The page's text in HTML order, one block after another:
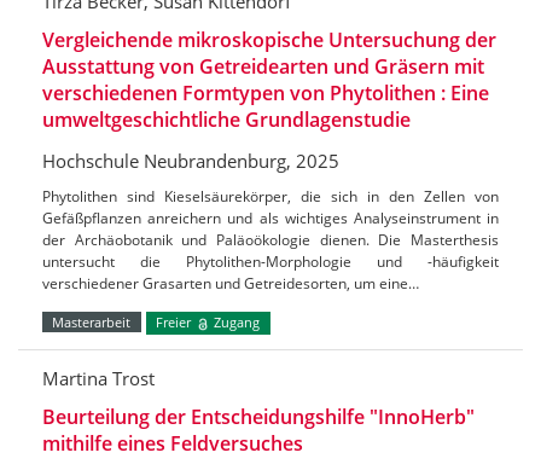
Vergleichende mikroskopische Untersuchung der
Ausstattung von Getreidearten und Gräsern mit
verschiedenen Formtypen von Phytolithen : Eine
umweltgeschichtliche Grundlagenstudie
Hochschule Neubrandenburg, 2025
Phytolithen sind Kieselsäurekörper, die sich in den Zellen von
Gefäßpflanzen anreichern und als wichtiges Analyseinstrument in
der Archäobotanik und Paläoökologie dienen. Die Masterthesis
untersucht die Phytolithen-Morphologie und -häufigkeit
verschiedener Grasarten und Getreidesorten, um eine…
Masterarbeit Freier Zugang
Martina Trost
Beurteilung der Entscheidungshilfe "InnoHerb"
mithilfe eines Feldversuches